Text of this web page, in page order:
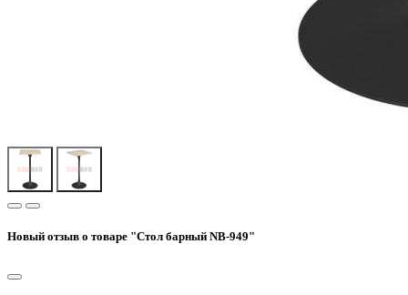
Новый отзыв о товаре "Стол барный NB-949"